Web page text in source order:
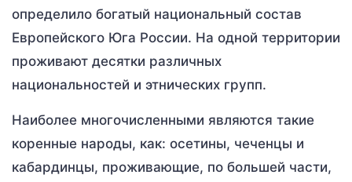
определило богатый национальный состав
Европейского Юга России. На одной территории
проживают десятки различных
национальностей и этнических групп.
Наиболее многочисленными являются такие
коренные народы, как: осетины, чеченцы и
кабардинцы, проживающие, по большей части,